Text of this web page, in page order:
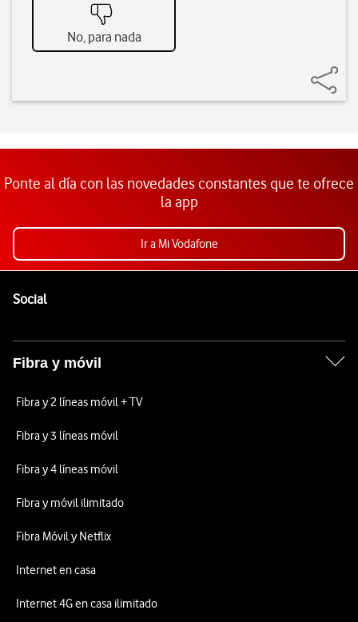
No, para nada
Ponte al día con las novedades constantes que te ofrece
la app
Ir a Mi Vodafone
SocialEnlaces a las redes sociales de Vodafone
Fibra y móvil
Fibra y 2 líneas móvil + TV
Fibra y 3 líneas móvil
Fibra y 4 líneas móvil
Fibra y móvil ilimitado
Fibra Móvil y Netflix
Internet en casa
Internet 4G en casa ilimitado